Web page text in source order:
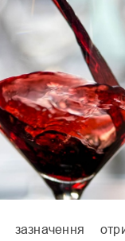
зазначення